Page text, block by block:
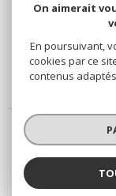
© 2026 | Tous
Nos Honoraires
On aimerait
En poursuivant,
cookies par ce
contenus